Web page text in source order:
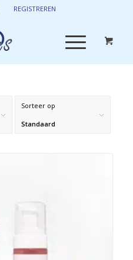
REGISTREREN
Sorteer op
Standaard